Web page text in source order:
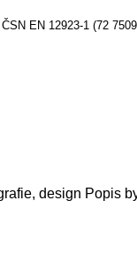
EN 12923-1 (72